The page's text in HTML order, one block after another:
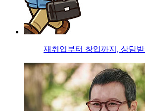
재취업부터 창업까지, 상담